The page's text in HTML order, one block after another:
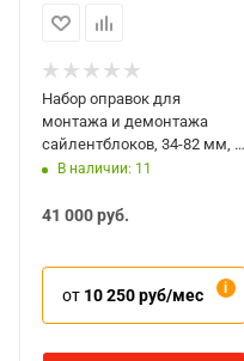
Набор оправок для
монтажа и демонтажа
сайлентблоков, 34-82 мм, 6
предметов Мастак 110-
В наличии: 11
41 000руб.
от 10 250 руб/мес